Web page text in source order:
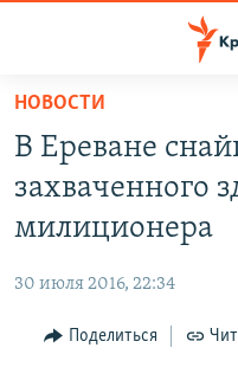
Вернуться
основному
содержанию
главной
Вернутся
СПЕЦПРОЕКТЫ
11 ЛЕТ ОККУПАЦИИ
ЕЩЕ
ИНТЕРАКТИВ
РАДІО СВОБОДА
НОВОСТИ
В Ереване
захваченного
милиционера
30 июля 2016, 22:34
Поделиться